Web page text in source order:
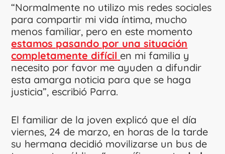
“Normalmente no utilizo mis redes sociales
para compartir mi vida íntima, mucho
menos familiar, pero en este momento
estamos pasando por una situación
completamente difícil en mi familia y
necesito por favor me ayuden a difundir
esta amarga noticia para que se haga
justicia”, escribió Parra.
El familiar de la joven explicó que el día
viernes, 24 de marzo, en horas de la tarde
su hermana decidió movilizarse un bus de